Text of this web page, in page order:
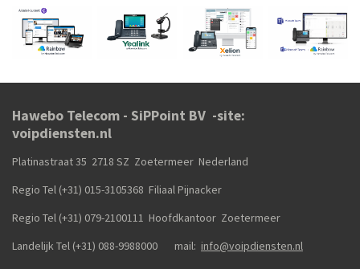
Hawebo Telecom - SiPPoint BV -site:
voipdiensten.nl
Platinastraat 35 2718 SZ Zoetermeer Nederland
Regio Tel (+31) 015-3105368 Filiaal Pijnacker
Regio Tel (+31) 079-2100111 Hoofdkantoor Zoetermeer
Landelijk Tel (+31) 088-9988000 mail: info@voipdiensten.nl